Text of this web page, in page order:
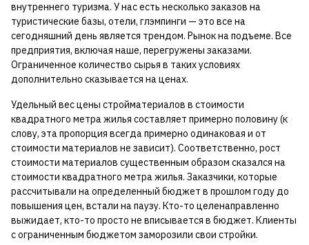
внутреннего туризма. У нас есть несколько заказов на
туристические базы, отели, глэмпинги — это все на
сегодняшний день является трендом. Рынок на подъеме. Все
предприятия, включая наше, перегружены заказами.
Ограниченное количество сырья в таких условиях
дополнительно сказывается на ценах.
Удельный вес цены стройматериалов в стоимости
квадратного метра жилья составляет примерно половину (к
слову, эта пропорция всегда примерно одинаковая и от
стоимости материалов не зависит). Соответственно, рост
стоимости материалов существенным образом сказался на
стоимости квадратного метра жилья. Заказчики, которые
рассчитывали на определенный бюджет в прошлом году до
повышения цен, встали на паузу. Кто-то целенаправленно
выжидает, кто-то просто не вписывается в бюджет. Клиенты
с ограниченным бюджетом заморозили свои стройки.